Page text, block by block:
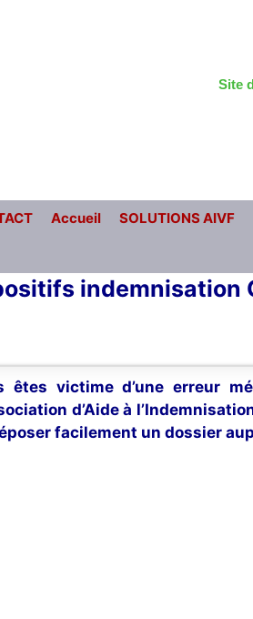
Site
Accueil SOLUTIONS AIVF
indemnisation
êtes victime d’une erreur
d’Aide à
facilement un dossier